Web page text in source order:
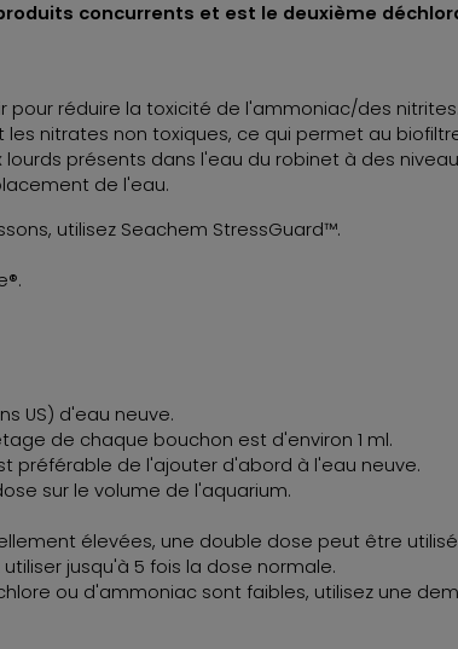
concurrents et est le deuxième
pour réduire la toxicité de l'ammoniac/des nitrites.
nitrates non toxiques, ce qui permet au
présents dans l'eau du robinet à des
de l'eau.
utilisez Seachem StressGuard™.
US) d'eau neuve.
de chaque bouchon est d'environ 1 ml.
préférable de l'ajouter d'abord à l'eau neuve.
sur le volume de l'aquarium.
élevées, une double dose peut être
jusqu'à 5 fois la dose normale.
ou d'ammoniac sont faibles, utilisez une